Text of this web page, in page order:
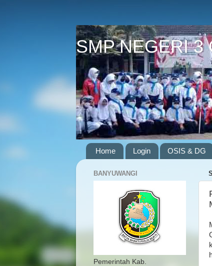
SMP NEGERI 3
Home Login OSIS & DG
BANYUWANGI
Pemerintah Kab.